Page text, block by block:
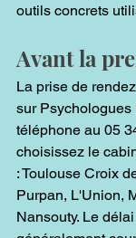
outils concrets
Avant la
La prise de
sur Psychologues
téléphone au 05
choisissez le
: Toulouse Croix
Purpan, L'Union,
Nansouty. Le